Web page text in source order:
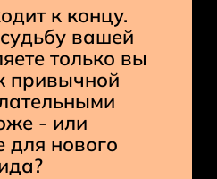
во время
при
заболеваний и в
вас
записью на
к концу.
вашей
только вы
привычной
- или
для нового